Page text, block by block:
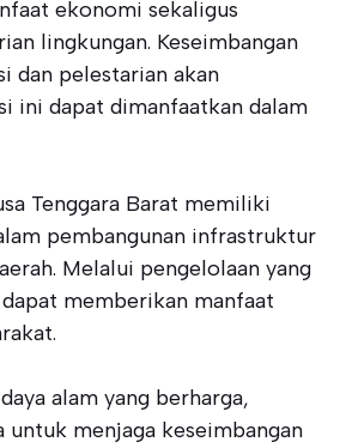
ekonomi sekaligus
lingkungan. Keseimbangan
dan pelestarian akan
ini dapat dimanfaatkan dalam
Tenggara Barat memiliki
pembangunan infrastruktur
Melalui pengelolaan yang
memberikan manfaat
alam yang berharga,
menjaga keseimbangan